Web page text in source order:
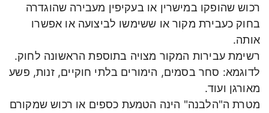
רכוש שהופקו במישרין או בעקיפין מעבירה שהוגדרה
בחוק כעבירת מקור או ששימשו לביצועה או אפשרו
אותה.
רשימת עבירות המקור מצויה בתוספת הראשונה לחוק.
לדוגמא: סחר בסמים, הימורים בלתי חוקיים, זנות, פשע
מאורגן ועוד.
מטרת ה"הלבנה" הינה הטמעת כספים או רכוש שמקורם